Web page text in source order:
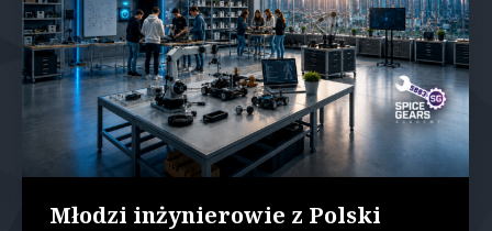
Młodzi inżynierowie z Polski